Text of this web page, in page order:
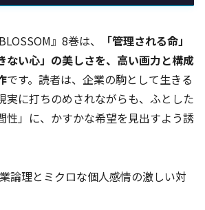
』8巻は、
「管理される命」
ない心」の美しさを、高い画力と構成
です。読者は、企業の駒として生きる
実に打ちのめされながらも、ふとした
性」に、かすかな希望を見出すよう誘
論理とミクロな個人感情の激しい対